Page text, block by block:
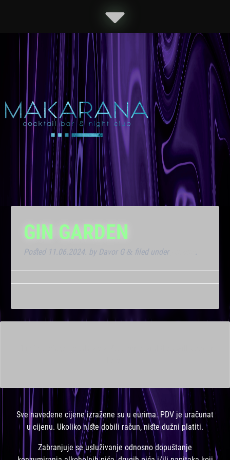
GIN GARDEN
Posted 11.06.2024. by Davor G & filed under .
Sve navedene cijene izražene su u eurima. PDV je uračunat
u cijenu. Ukoliko niste dobili račun, niste dužni platiti.
Zabranjuje se usluživanje odnosno dopuštanje